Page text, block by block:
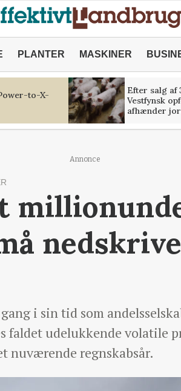
PLANTER MASKINER
to-X-
Efter salg af
Vestfynsk
afhænder
Annonce
i sin tid som
faldet udelukkende volatile
nuværende regnskabsår.